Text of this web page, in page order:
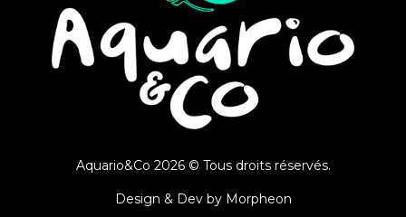
Aquario&Co 2026 © Tous droits réservés.
Design & Dev by Morpheon